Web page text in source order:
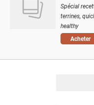
Spécial
terrines,
healthy
Acheter